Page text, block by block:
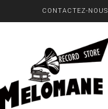
CONTACTEZ-NOUS